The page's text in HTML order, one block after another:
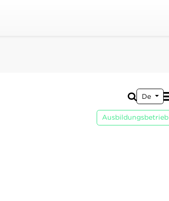
De
Ausbildungsbetrieb